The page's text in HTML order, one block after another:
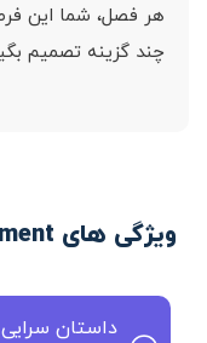
هر فصل، شما این
چند گزینه تصمیم
ویژگی های Fiction - AI Entertainment
داستان سرایی